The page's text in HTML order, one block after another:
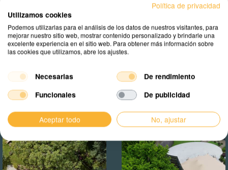
nuestros blogs comparto consejos prácticos y
conocimientos esenciales para ayudarte a planificar
tu evento.
Política de privacidad
Utilizamos cookies
Podemos utilizarlas para el análisis de los datos de nuestros visitantes, para
mejorar nuestro sitio web, mostrar contenido personalizado y brindarle una
excelente experiencia en el sitio web. Para obtener más información sobre
las cookies que utilizamos, abre los ajustes.
Necesarias
De rendimiento
Funcionales
De publicidad
Aceptar todo No, ajustar